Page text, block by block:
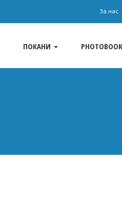
За нас
ПОКАНИ PHOTOBOOK